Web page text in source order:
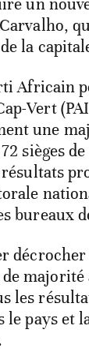
un
la
Africain
Vert
une
sièges de
bureaux
majorité
les
le pays et